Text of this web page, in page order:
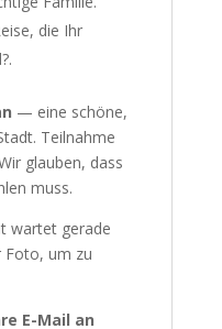
die Ihr
— eine schöne,
Teilnahme
glauben, dass
muss.
wartet gerade
Foto, um zu
E-Mail an